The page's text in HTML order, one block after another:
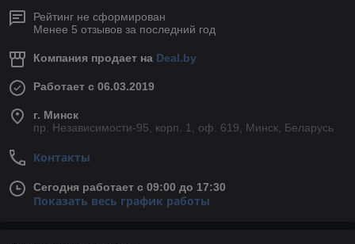
Рейтинг не сформирован
Менее 5 отзывов за последний год
Компания продает на Deal.by
Работает с 06.03.2019
г. Минск
пр. Независимости-95, корп. 1, оф. 619, Минск, Беларусь
Контакты
Сегодня работает с 09:00 до 17:30
Показать весь график работы